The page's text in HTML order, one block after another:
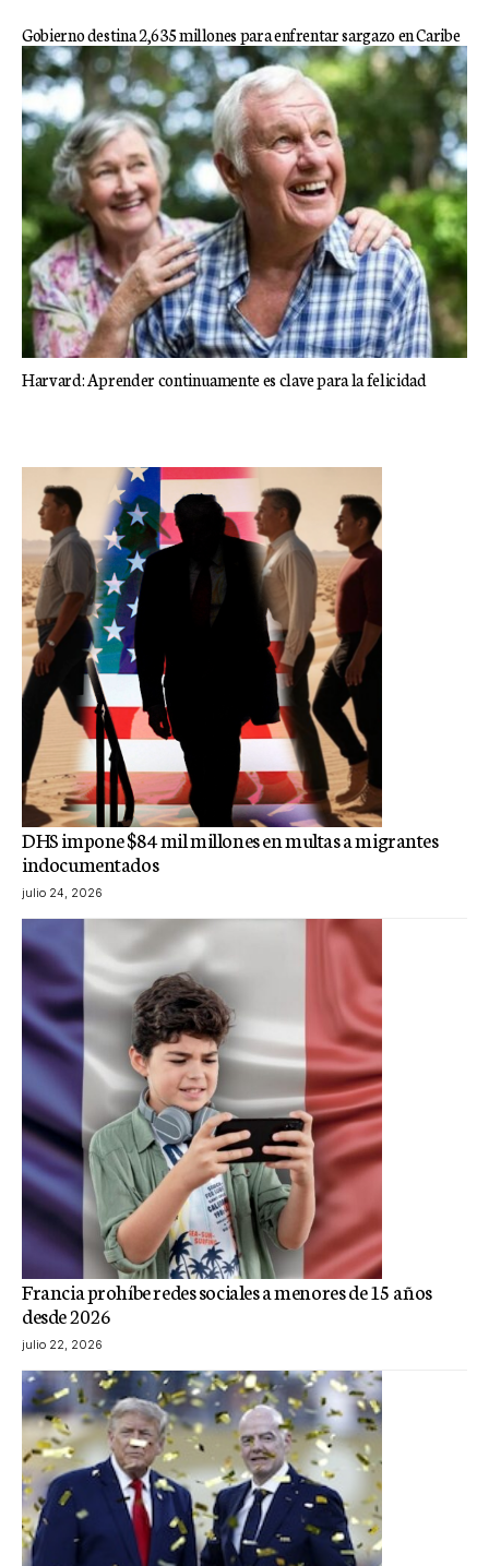
Gobierno destina 2,635 millones para enfrentar sargazo en Caribe
Harvard: Aprender continuamente es clave para la felicidad
DHS impone $84 mil millones en multas a migrantes
indocumentados
julio 24, 2026
Francia prohíbe redes sociales a menores de 15 años
desde 2026
julio 22, 2026